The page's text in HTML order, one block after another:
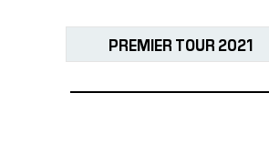
PREMIER TOUR 2021